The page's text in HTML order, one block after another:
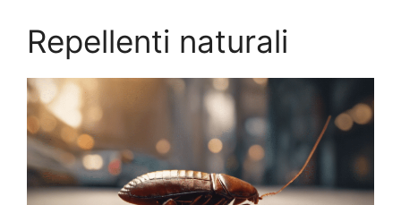
Repellenti naturali